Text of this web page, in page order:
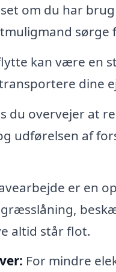
om du har
kan være en
dine
du overvejer at
udførelsen af
er en
altid står flot.
For mindre